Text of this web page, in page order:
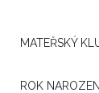
MATEŘSKÝ
ROK NAROZENÍ